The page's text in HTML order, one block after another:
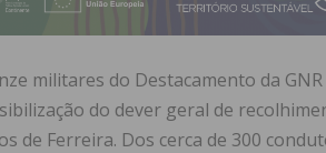
militares do Destacamento da
do dever geral de
de Ferreira. Dos cerca de 300